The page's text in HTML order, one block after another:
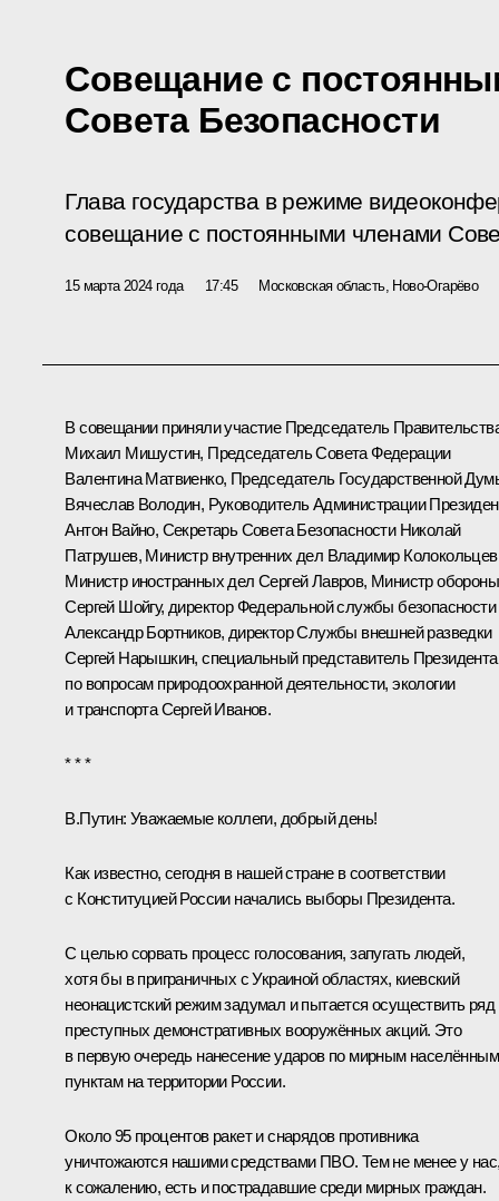
Совещание с
Совета Безопасности
Глава государства в режиме
совещание с постоянными членами
15 марта 2024 года 17:45 Московская область, Ново-Огарёво
В совещании приняли участие Председатель
Михаил Мишустин, Председатель Совета Федерации
Валентина Матвиенко, Председатель Государственной
Вячеслав Володин, Руководитель Администрации
Антон Вайно, Секретарь Совета Безопасности Николай
Патрушев, Министр внутренних дел Владимир Колокольцев
Министр иностранных дел Сергей Лавров, Министр обороны
Сергей Шойгу, директор Федеральной службы безопасности
Александр Бортников, директор Службы внешней разведки
Сергей Нарышкин, специальный представитель Президента
по вопросам природоохранной деятельности, экологии
и транспортаСергей Иванов.
* * *
В.Путин: Уважаемые коллеги, добрый день!
Как известно, сегодня в нашей стране в соответствии
с Конституцией России начались выборы Президента.
С целью сорвать процесс голосования, запугать людей,
хотя бы в приграничных с Украиной областях, киевский
неонацистский режим задумал и пытается осуществить ряд
преступных демонстративных вооружённых акций. Это
в первую очередь нанесение ударов по мирным населённым
пунктам на территории России.
Около 95 процентов ракет и снарядов противника
уничтожаются нашими средствами ПВО. Тем не менее у
к сожалению, есть и пострадавшие среди мирных граждан.